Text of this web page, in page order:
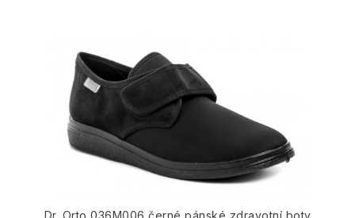
Dr. Orto 036M006 černé pánské zdravotní boty